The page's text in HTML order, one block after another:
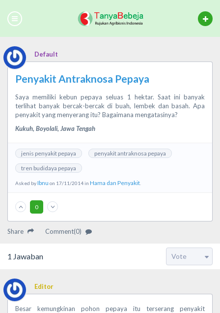
Default
Penyakit Antraknosa Pepaya
Saya memiliki kebun pepaya seluas 1 hektar. Saat ini banyak
terlihat banyak bercak-bercak di buah, lembek dan basah. Apa
penyakit yang menyerang itu? Bagaimana mengatasinya?
Kukuh, Boyolali, Jawa Tengah
jenis penyakit pepaya
penyakit antraknosa pepaya
tren budidaya pepaya
Asked byIbnu on 17/11/2014 in Hama dan Penyakit
0
Share Comment(0)
1 Jawaban
Editor
Besar kemungkinan pohon pepaya itu terserang penyakit